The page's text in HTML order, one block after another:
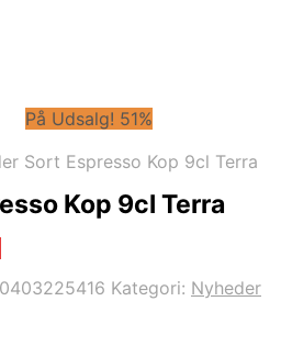
På Udsalg! 51%
Sort Espresso Kop 9cl Terra
Kop 9cl Terra
Kategori: Nyheder